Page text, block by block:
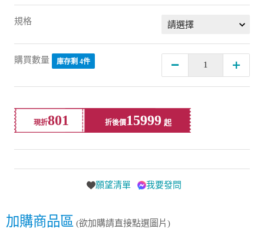
規格
購買數量 庫存剩 4件
現折801 折後價15999
願望清單 我要發問
加購商品區 (欲加購請直接點選圖片)